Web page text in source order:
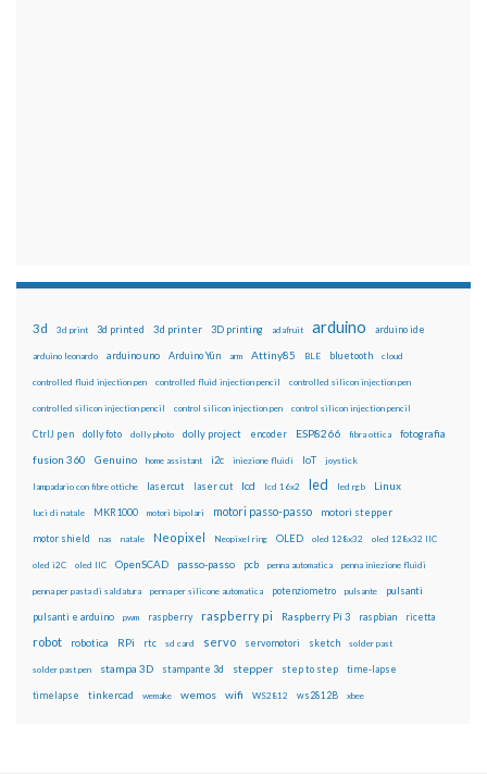
3d 3d print 3d printed 3d printer 3D printing adafruit arduino arduino ide
arduino leonardo arduino uno Arduino Yún arm Attiny85 BLE bluetooth cloud
controlled fluid injection pen controlled fluid injection pencil controlled silicon injection pen
controlled silicon injection pencil control silicon injection pen control silicon injection pencil
CtrlJ pen dolly foto dolly photo dolly project encoder ESP8266 fibra ottica fotografia
fusion 360 Genuino home assistant i2c iniezione fluidi IoT joystick
lampadario con fibre ottiche lasercut laser cut lcd lcd 16x2 led led rgb Linux
luci di natale MKR1000 motori bipolari motori passo-passo motori stepper
motor shield nas natale Neopixel Neopixel ring OLED oled 128x32 oled 128x32 IIC
oled i2C oled IIC OpenSCAD passo-passo pcb penna automatica penna iniezione fluidi
penna per pasta di saldatura penna per silicone automatica potenziometro pulsante pulsanti
pulsanti e arduino pwm raspberry raspberry pi Raspberry Pi 3 raspbian ricetta
robot robotica RPi rtc sd card servo servomotori sketch solder past
solder past pen stampa 3D stampante 3d stepper step to step time-lapse
timelapse tinkercad wemake wemos wifi WS2812 ws2812B xbee